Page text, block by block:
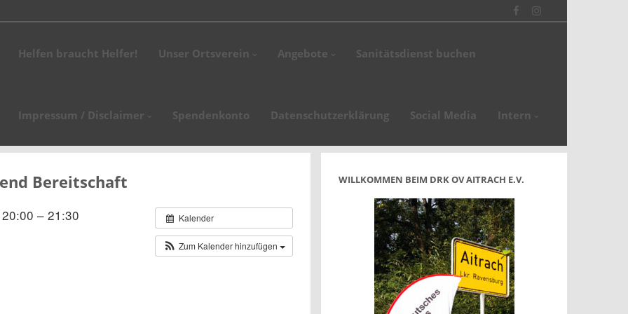
findet am 15. September 2026 statt.
FacebookInstagram
Helfen braucht Helfer! Unser Ortsverein Angebote Sanitätsdienst buchen
Impressum / Disclaimer Spendenkonto Datenschutzerklärung Social Media Intern
Bereitschaft
Kalender
Zum Kalender hinzufügen
– 21:30
WILLKOMMEN BEIM DRK OV AITRACH E.V.